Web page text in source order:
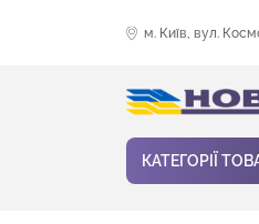
м. Київ, вул.
КАТЕГОРІЇ